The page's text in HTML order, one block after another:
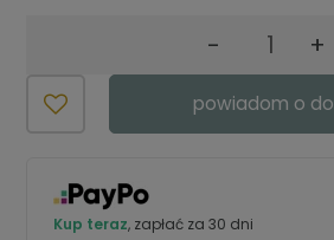
- +
powiadom o
Kup teraz, zapłać za 30 dni